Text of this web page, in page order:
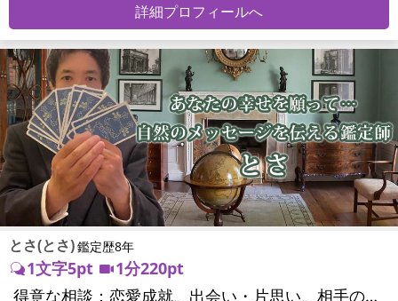
詳細プロフィールへ
とさ(とさ)鑑定歴8年
1文字5pt
1分220pt
得意な相談：
恋愛成就、出会い・片思い、相手の気持ち、相性、縁結び、結婚、男心・女心、二人の今後、複雑な恋愛、三角関係、略奪愛、浮気、不倫、復活愛、復縁、離婚、同性愛・LGBT、人間関係、職場の人間関係、対人関係、仕事運、天職、転職、進路、就職、人生全般、経営相談、人事、夢、目標、ビジネスチャンス、ビジネスパートナー、パワーハラスメント、セクシャルハラスメント、家族関係、夫婦関係、家庭問題、夫婦問題、親族問題、育児・子育て、相続関係、美容、精神問題、心の問題、うつ、トラウマ、ストレス、いじめ、人生相談、ペットの気持ち、引越し・転居、開運指導、健康運、ご近所問題、縁切り